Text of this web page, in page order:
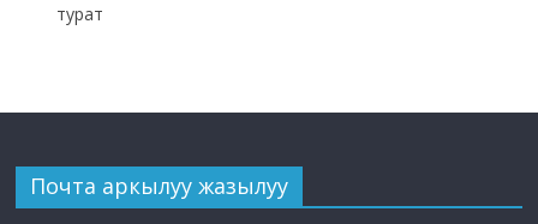
турат
Почта аркылуу жазылуу